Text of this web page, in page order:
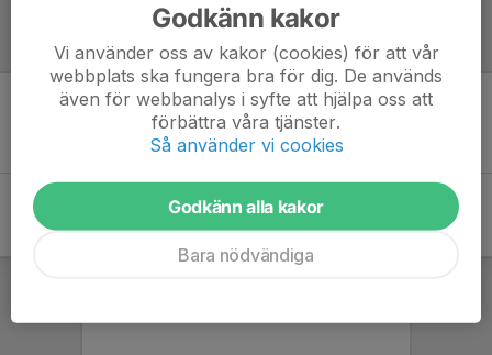
Referat
Inget referat skrivet
Godkänn kakor
Vi använder oss av kakor (cookies) för att vår
webbplats ska fungera bra för dig. De används
även för webbanalys i syfte att hjälpa oss att
förbättra våra tjänster.
Så använder vi cookies
Godkänn alla kakor
Bara nödvändiga